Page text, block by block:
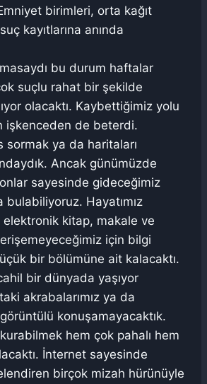
birimleri, orta kağıt
kayıtlarına anında
bu durum haftalar
suçlu rahat bir şekilde
olacaktı. Kaybettiğimiz yolu
işkenceden de beterdi.
sormak ya da haritaları
Ancak günümüzde
sayesinde gideceğimiz
bulabiliyoruz. Hayatımız
kitap, makale ve
için bilgi
bir bölümüne ait kalacaktı.
bir dünyada yaşıyor
akrabalarımız ya da
konuşamayacaktık.
hem çok pahalı hem
İnternet sayesinde
birçok mizah hürünüyle